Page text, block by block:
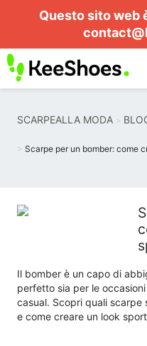
Questo sito web
SCARPEALLA MODA
Scarpe per un bomber: come
Il bomber è un capo di
perfetto sia per le
casual. Scopri quali scarpe
e come creare un look